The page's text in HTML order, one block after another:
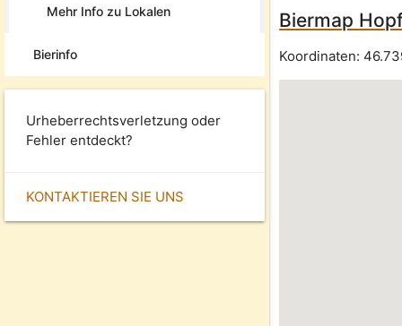
Mehr Info zu Lokalen
Bierinfo
Urheberrechtsverletzung oder
Fehler entdeckt?
KONTAKTIEREN SIE UNS
Biermap
Koordinaten: